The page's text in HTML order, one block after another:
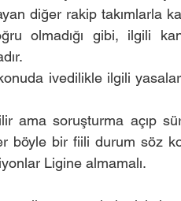
diğer rakip takımlarla
olmadığı gibi, ilgili
ivedilikle ilgili
ama soruşturma açıp
böyle bir fiili durum söz
Ligine almamalı.